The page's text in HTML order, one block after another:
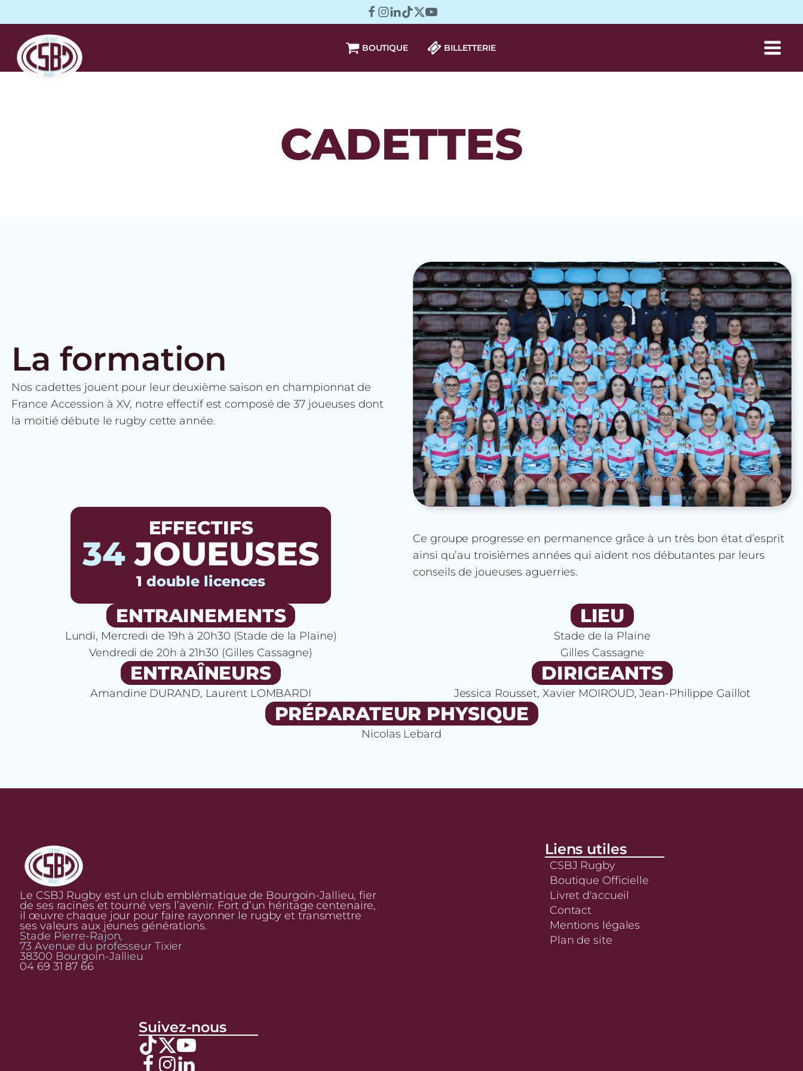
BOUTIQUE BILLETTERIE
CADETTES
La formation
Nos cadettes jouent pour leur deuxième saison en championnat de
France Accession à XV, notre effectif est composé de 37 joueuses dont
la moitié débute le rugby cette année.
EFFECTIFS
34JOUEUSES
1 double licences
Ce groupe progresse en permanence grâce à un très bon état d’esprit
ainsi qu’au troisièmes années qui aident nos débutantes par leurs
conseils de joueuses aguerries.
ENTRAINEMENTS
Lundi, Mercredi de 19h à 20h30 (Stade de la Plaine)
Vendredi de 20h à 21h30 (Gilles Cassagne)
LIEU
Stade de la Plaine
Gilles Cassagne
ENTRAÎNEURS
Amandine DURAND, Laurent LOMBARDI
DIRIGEANTS
Jessica Rousset, Xavier MOIROUD, Jean-Philippe Gaillot
PRÉPARATEUR PHYSIQUE
Nicolas Lebard
Le CSBJ Rugby est un club emblématique de Bourgoin-Jallieu, fier
de ses racines et tourné vers l’avenir. Fort d’un héritage centenaire,
il œuvre chaque jour pour faire rayonner le rugby et transmettre
ses valeurs aux jeunes générations.
Stade Pierre-Rajon,
73 Avenue du professeur Tixier
38300 Bourgoin-Jallieu
04 69 31 87 66
Liens utiles
CSBJ Rugby
Boutique Officielle
Livret d'accueil
Contact
Mentions légales
Plan de site
Suivez-nous